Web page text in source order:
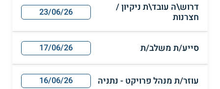
דרוש\ה עובד\ת ניקיון /
חצרנות
23/06/26
סייע/ת משלב/ת 17/06/26
עוזר/ת מנהל פרויקט - נתניה 16/06/26